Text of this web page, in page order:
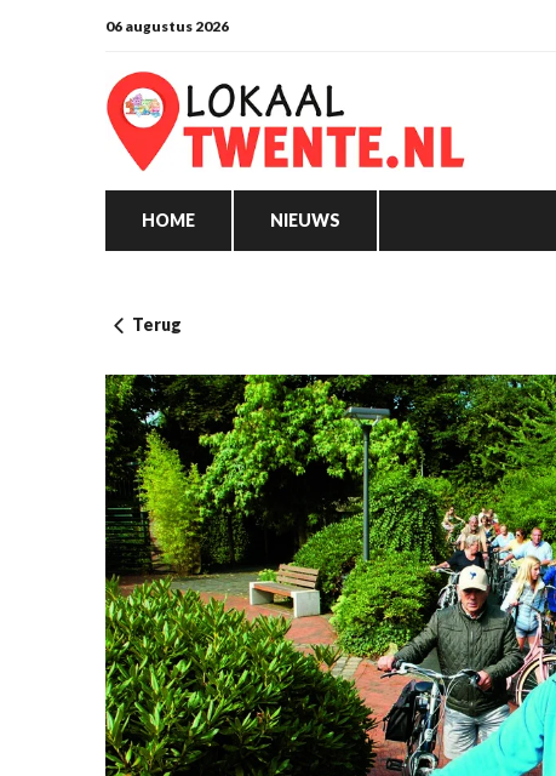
06 augustus 2026
HOME NIEUWS
Terug